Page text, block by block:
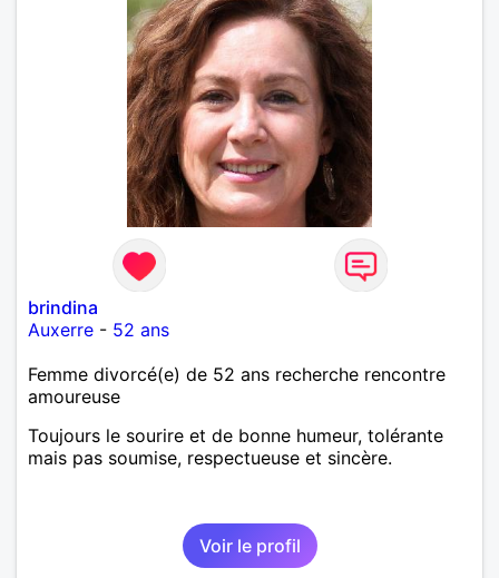
brindina
Auxerre - 52 ans
Femme divorcé(e) de 52 ans recherche rencontre
amoureuse
Toujours le sourire et de bonne humeur, tolérante
mais pas soumise, respectueuse et sincère.
Voir le profil